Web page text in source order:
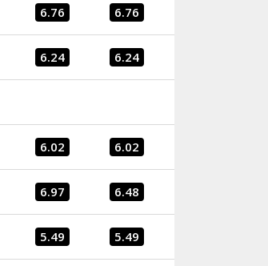
6.76 6.76
6.24 6.24
6.02 6.02
6.97 6.48
5.49 5.49